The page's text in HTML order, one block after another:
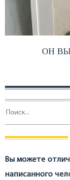
ОН
Вы можете
написанного